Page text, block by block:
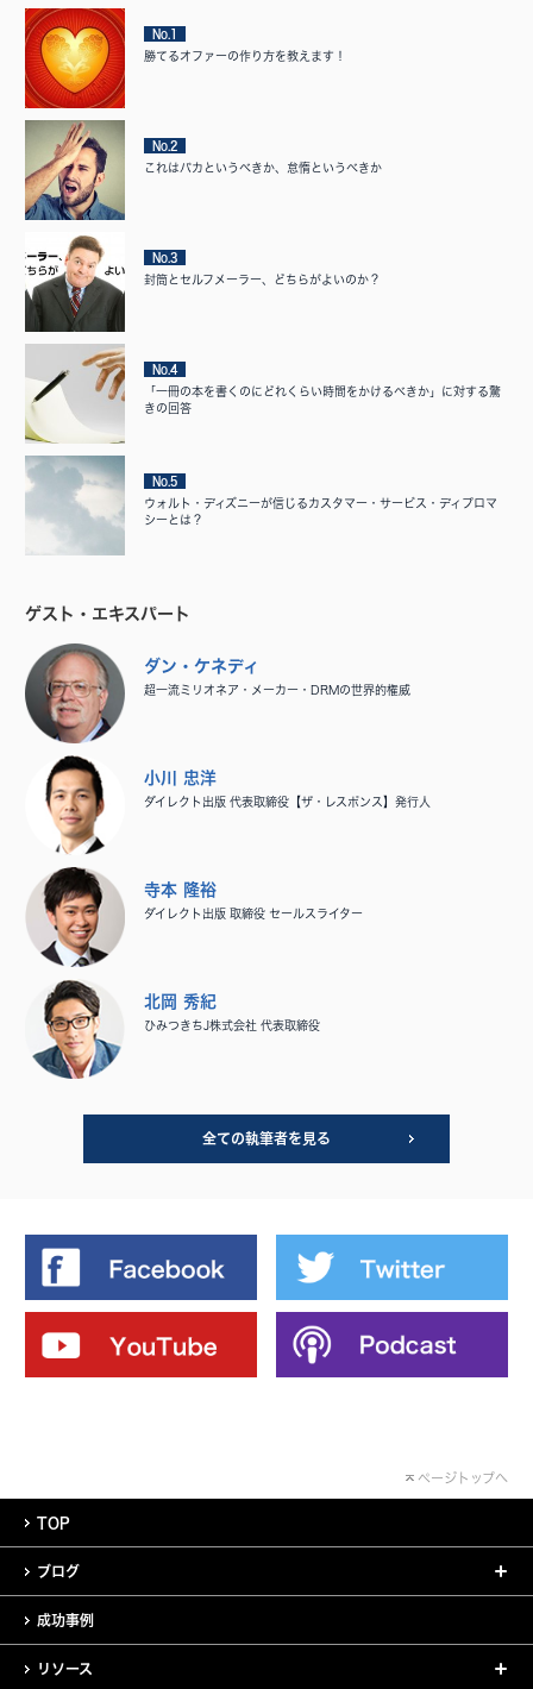
No.1
勝てるオファーの作り方を教えます！
No.2
これはバカというべきか、怠惰というべきか
No.3
封筒とセルフメーラー、どちらがよいのか？
No.4
「一冊の本を書くのにどれくらい時間をかけるべきか」に対する驚
きの回答
No.5
ウォルト・ディズニーが信じるカスタマー・サービス・ディプロマ
シーとは？
ゲスト・エキスパート
ダン・ケネディ
超一流ミリオネア・メーカー・DRMの世界的権威
小川 忠洋
ダイレクト出版 代表取締役【ザ・レスポンス】発行人
寺本 隆裕
ダイレクト出版 取締役 セールスライター
北岡 秀紀
ひみつきちJ株式会社 代表取締役
全ての執筆者を見る
ページトップへ
TOP
ブログ
成功事例
リソース